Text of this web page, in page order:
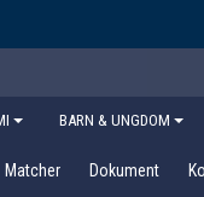
BARN & UNGDOM
Matcher Dokument